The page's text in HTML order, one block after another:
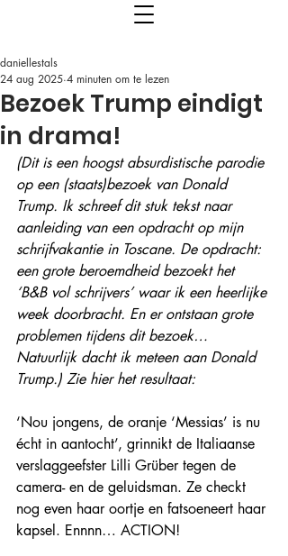
Bezoek Trump eindigt
in drama!
daniellestals
24 aug 2025 4 minuten om te lezen
(Dit is een hoogst absurdistische parodie
op een (staats)bezoek van Donald
Trump. Ik schreef dit stuk tekst naar
aanleiding van een opdracht op mijn
schrijfvakantie in Toscane. De opdracht:
een grote beroemdheid bezoekt het
‘B&B vol schrijvers’ waar ik een heerlijke
week doorbracht. En er ontstaan grote
problemen tijdens dit bezoek…
Natuurlijk dacht ik meteen aan Donald
Trump.) Zie hier het resultaat:
‘Nou jongens, de oranje ‘Messias’ is nu
écht in aantocht’, grinnikt de Italiaanse
verslaggeefster Lilli Grüber tegen de
camera- en de geluidsman. Ze checkt
nog even haar oortje en fatsoeneert haar
kapsel. Ennnn… ACTION!